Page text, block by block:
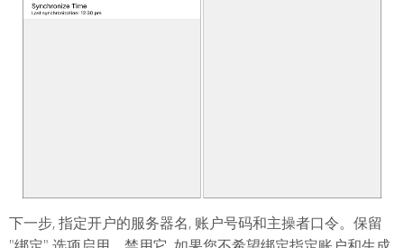
下一步, 指定开户的服务器名, 账户号码和主操者口令。保留